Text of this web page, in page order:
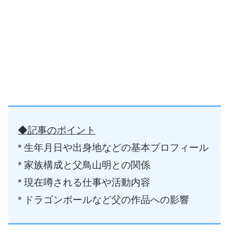
◆記事のポイント
* 生年月日や出身地などの基本プロフィール
* 家族構成と父鳥山明との関係
* 現在噂される仕事や活動内容
* ドラゴンボールなど父の作品への影響